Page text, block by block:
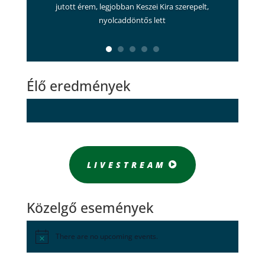
jutott érem, legjobban Keszei Kira szerepelt,
nyolcaddöntős lett
Élő eredmények
LIVESTREAM
Közelgő események
There are no upcoming events.